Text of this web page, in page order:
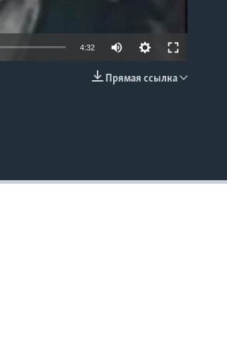
4:32
Прямая ссылка